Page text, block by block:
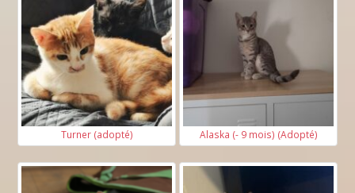
Turner (adopté) Alaska (- 9 mois) (Adopté)